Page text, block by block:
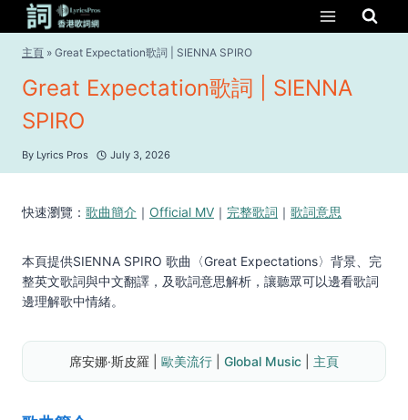
content
主頁 » Great Expectation歌詞 | SIENNA SPIRO
Great Expectation歌詞 | SIENNA
SPIRO
By Lyrics Pros July 3, 2026
快速瀏覽： 歌曲簡介 ｜ Official MV ｜ 完整歌詞 ｜ 歌詞意思
本頁提供SIENNA SPIRO 歌曲〈Great Expectations〉背景、完
整英文歌詞與中文翻譯，及歌詞意思解析，讓聽眾可以邊看歌詞
邊理解歌中情緒。
席安娜·斯皮羅 | 歐美流行 Global Music 主頁